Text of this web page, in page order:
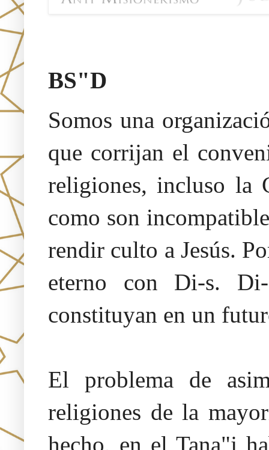
BS"D
Somos una
que corrijan el
religiones, incluso la
como son
rendir culto a Jesús.
eterno con Di-s.
constituyan en un
El problema de
religiones de la
hecho, en el Tana"j